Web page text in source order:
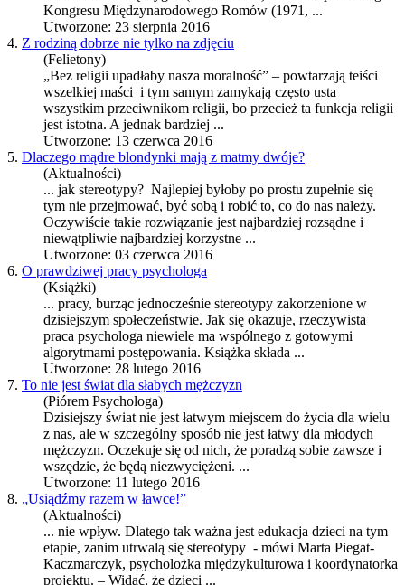
Kongresu Międzynarodowego Romów (1971, ...
Utworzone: 23 sierpnia 2016
4. Z rodziną dobrze nie tylko na zdjęciu
(Felietony)
„Bez religii upadłaby nasza moralność” – powtarzają teiści
wszelkiej maści i tym samym zamykają często usta
wszystkim przeciwnikom religii, bo przecież ta funkcja religii
jest istotna. A jednak bardziej ...
Utworzone: 13 czerwca 2016
5. Dlaczego mądre blondynki mają z matmy dwóje?
(Aktualności)
... jak stereotypy? Najlepiej byłoby po prostu zupełnie się
tym nie przejmować, być sobą i robić to, co do nas należy.
Oczywiście takie rozwiązanie jest najbardziej rozsądne i
niewątpliwie najbardziej korzystne ...
Utworzone: 03 czerwca 2016
6. O prawdziwej pracy psychologa
(Książki)
... pracy, burząc jednocześnie stereotypy zakorzenione w
dzisiejszym społeczeństwie. Jak się okazuje, rzeczywista
praca psychologa niewiele ma wspólnego z gotowymi
algorytmami postępowania. Książka składa ...
Utworzone: 28 lutego 2016
7. To nie jest świat dla słabych mężczyzn
(Piórem Psychologa)
Dzisiejszy świat nie jest łatwym miejscem do życia dla wielu
z nas, ale w szczególny sposób nie jest łatwy dla młodych
mężczyzn. Oczekuje się od nich, że poradzą sobie zawsze i
wszędzie, że będą niezwyciężeni. ...
Utworzone: 11 lutego 2016
8. „Usiądźmy razem w ławce!”
(Aktualności)
... nie wpływ. Dlatego tak ważna jest edukacja dzieci na tym
etapie, zanim utrwalą się stereotypy - mówi Marta Piegat-
Kaczmarczyk, psycholożka międzykulturowa i koordynatorka
projektu. – Widać, że dzieci ...